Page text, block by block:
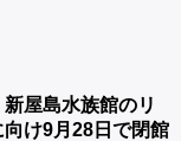
屋島水族館のリ
け9月28日で閉館